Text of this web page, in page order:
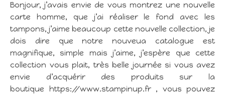
Bonjour, j’avais envie de vous montrez une nouvelle
carte homme, que j’ai réaliser le fond avec les
tampons, j’aime beaucoup cette nouvelle collection, je
dois dire que notre nouveua catalogue est
magnifique, simple mais j’aime, j’espère que cette
collection vous plait, très belle journée si vous avez
envie d’acquérir des produits sur la
boutique https://www.stampinup.fr , vous pouvez